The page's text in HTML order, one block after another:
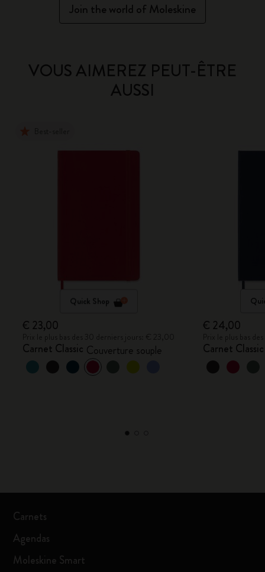
Join the world of Moleskine
VOUS AIMEREZ PEUT-ÊTRE
AUSSI
Quick Shop
€ 23,00
Carnet Classic Couverture souple
€ 24,00
Carnet Classic
Carnets
Agendas
Moleskine Smart